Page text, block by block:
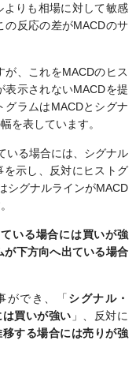
よりも相場に対して敏感
の反応の差がMACDのサ
、これをMACDのヒス
表示されないMACDを提
ラムはMACDとシグナ
を表しています。
いる場合には、シグナル
示し、反対にヒストグ
シグナルラインがMACD
いる場合には買いが強
が下方向へ出ている場合
ができ、「 シグナル・
買いが強い 」、反対に
する場合には売りが強